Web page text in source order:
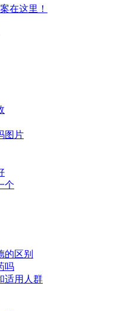
在这里！
图片
个
的区别
吗
适用人群